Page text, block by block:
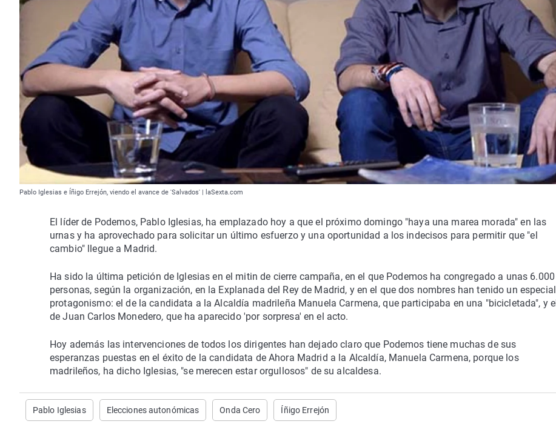
Pablo Iglesias e Íñigo Errejón, viendo el avance de 'Salvados' | laSexta.com
El líder de Podemos, Pablo Iglesias, ha emplazado hoy a que el próximo domingo "haya una marea morada" en las
urnas y ha aprovechado para solicitar un último esfuerzo y una oportunidad a los indecisos para permitir que "el
cambio" llegue a Madrid.
Ha sido la última petición de Iglesias en el mitin de cierre campaña, en el que Podemos ha congregado a unas 6.000
personas, según la organización, en la Explanada del Rey de Madrid, y en el que dos nombres han tenido un especial
protagonismo: el de la candidata a la Alcaldía madrileña Manuela Carmena, que participaba en una "bicicletada", y el
de Juan Carlos Monedero, que ha aparecido 'por sorpresa' en el acto.
Hoy además las intervenciones de todos los dirigentes han dejado claro que Podemos tiene muchas de sus
esperanzas puestas en el éxito de la candidata de Ahora Madrid a la Alcaldía, Manuela Carmena, porque los
madrileños, ha dicho Iglesias, "se merecen estar orgullosos" de su alcaldesa.
Pablo Iglesias Elecciones autonómicas Onda Cero Íñigo Errejón